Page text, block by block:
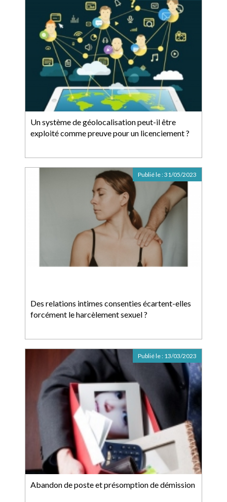
Un système de géolocalisation peut-il être
exploité comme preuve pour un licenciement ?
Des relations intimes consenties écartent-elles
forcément le harcèlement sexuel ?
Publié le :31/05/2023
Abandon de poste et présomption de démission
Publié le : 13/03/2023